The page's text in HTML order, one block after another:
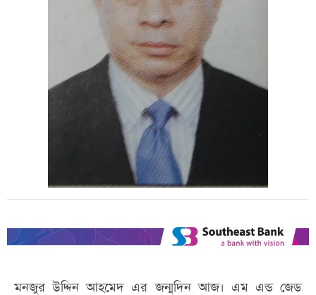
মনজুর উদ্দিন আহমেদ এর জন্মদিন আজ। এম এন্ড জেড